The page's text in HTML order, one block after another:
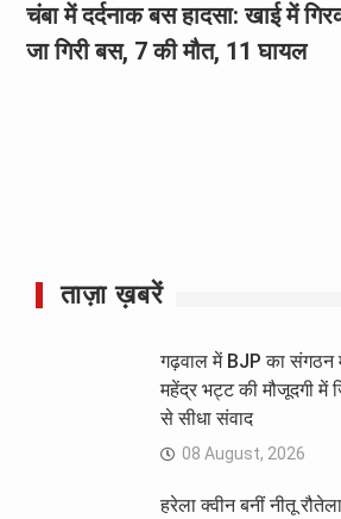
चंबा में दर्दनाक बस हादसा: खाई में
जा गिरी बस, 7 की मौत, 11 घायल
ताज़ा ख़बरें
गढ़वाल में BJP का संगठन
महेंद्र भट्ट की मौजूदगी में
से सीधा संवाद
08 August, 2026
हरेला क्वीन बनीं नीतू